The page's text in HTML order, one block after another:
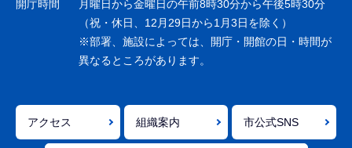
で
開庁時間
月曜日から金曜日の午前8時30分から午後5時30分
（祝・休日、12月29日から1月3日を除く）
※部署、施設によっては、開庁・開館の日・時間が
異なるところがあります。
アクセス 組織案内 市公式SNS